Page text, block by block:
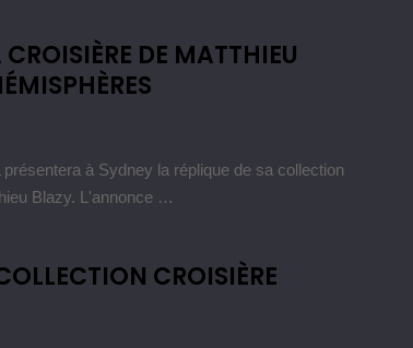
DE MATTHIEU
à Sydney la réplique de sa collection
Blazy. L'annonce …
CROISIÈRE